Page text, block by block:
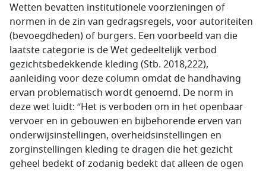
Wetten bevatten institutionele voorzieningen of
normen in de zin van gedragsregels, voor autoriteiten
(bevoegdheden) of burgers. Een voorbeeld van die
laatste categorie is de Wet gedeeltelijk verbod
gezichtsbedekkende kleding (Stb. 2018,222),
aanleiding voor deze column omdat de handhaving
ervan problematisch wordt genoemd. De norm in
deze wet luidt: “Het is verboden om in het openbaar
vervoer en in gebouwen en bijbehorende erven van
onderwijsinstellingen, overheidsinstellingen en
zorginstellingen kleding te dragen die het gezicht
geheel bedekt of zodanig bedekt dat alleen de ogen